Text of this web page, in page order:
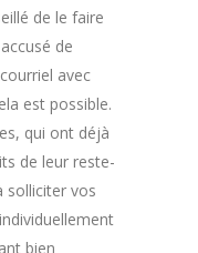
de le faire
de
avec
est possible.
qui ont déjà
de leur reste-
solliciter vos
bien